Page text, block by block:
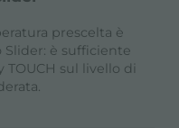
prescelta è
Slider: è sufficiente
sul livello di